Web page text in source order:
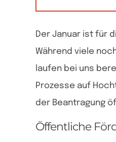
Der Januar ist für
Während viele
laufen bei uns
Prozesse auf
der Beantragung
Öffentliche